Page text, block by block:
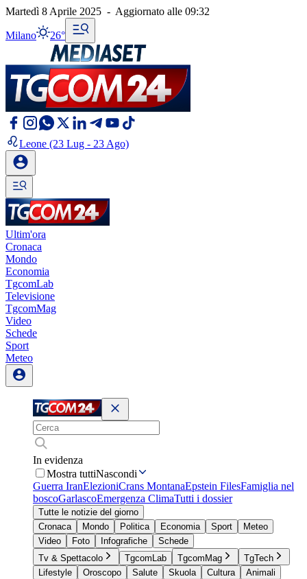
Martedì 8 Aprile 2025 - Aggiornato alle 09:32
Milano 26°
Leone (23 Lug - 23 Ago)
Ultim'ora
Cronaca
Mondo
Economia
TgcomLab
Televisione
TgcomMag
Video
Schede
Sport
Meteo
In evidenza
Mostra tuttiNascondi
Guerra IranElezioniCrans MontanaEpstein FilesFamiglia nel
boscoGarlascoEmergenza ClimaTutti i dossier
Tutte le notizie del giorno
Cronaca
Mondo Politica Economia Sport
Meteo
Video
Foto Infografiche
Schede
Tv & Spettacolo
TgcomLab TgcomMag
TgTech
Lifestyle
Oroscopo Salute Skuola Cultura
Animali